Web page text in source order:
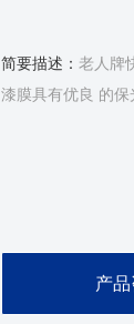
简要描述： 老人牌
漆膜具有优良 的保
产